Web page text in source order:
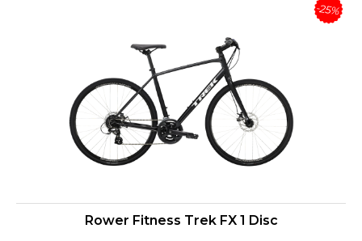
Rower Fitness Trek FX 1 Disc
-25%